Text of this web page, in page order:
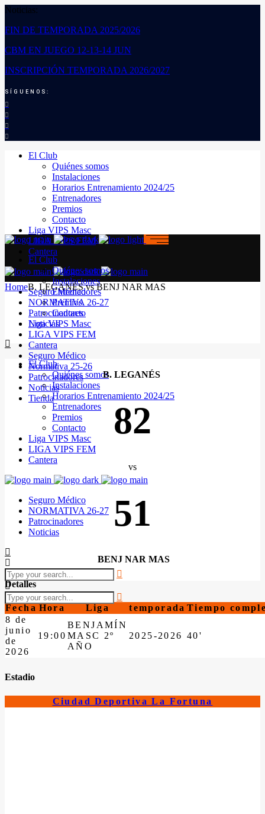
Noticias:
FIN DE TEMPORADA 2025/2026
CBM EN JUEGO 12-13-14 JUN
INSCRIPCIÓN TEMPORADA 2026/2027
SÍGUENOS:
El Club
Quiénes somos
Instalaciones
Horarios Entrenamiento 2024/25
Entrenadores
Premios
Contacto
Liga VIPS Masc
LIGA VIPS FEM
Cantera
Seguro Médico
NORMATIVA 26-27
Patrocinadores
Noticias
El Club
Quiénes somos
Instalaciones
Horarios Entrenamiento 2024/25
Entrenadores
Premios
Contacto
Liga VIPS Masc
LIGA VIPS FEM
Cantera
Seguro Médico
NORMATIVA 26-27
Patrocinadores
Noticias
El Club
Quiénes somos
Instalaciones
Entrenadores
Premios
Contacto
Liga VIPS Masc
LIGA VIPS FEM
Cantera
Seguro Médico
Normativa 25-26
Patrocinadores
Noticias
Tienda
HomeB. LEGANÉS vs BENJ NAR MAS
B. LEGANÉS
82
vs
51
BENJ NAR MAS
Detalles
Fecha Hora Liga temporada Tiempo
8 de
junio
de
2026
19:00
BENJAMÍN
MASC 2º
AÑO
2025-2026 40'
Estadio
Ciudad Deportiva La Fortuna